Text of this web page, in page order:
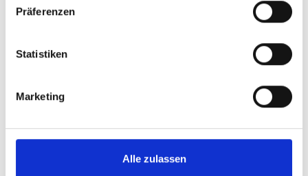
Präferenzen
Statistiken
Marketing
Alle zulassen
Telefon: 00800 8735 8735
Varianten
Bontrager Helm Bontrager